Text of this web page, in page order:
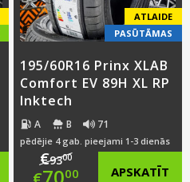
ATLAIDE
PASŪTĀMAS
195/60R16 Prinx XLAB
Comfort EV 89H XL RP
Inktech
A B 71
pēdējie 4 gab. pieejami 1-3 dienās
€9300
Original
7000 APSKATĪT